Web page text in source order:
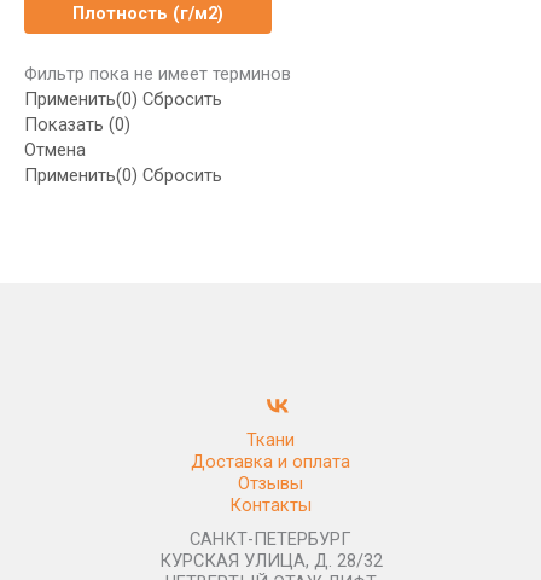
Плотность (г/м2)
Фильтр пока не имеет терминов
Применить(0) Сбросить
Показать (0)
Отмена
Применить(0) Сбросить
Ткани
Доставка и оплата
Отзывы
Контакты
САНКТ-ПЕТЕРБУРГ
КУРСКАЯ УЛИЦА, Д. 28/32